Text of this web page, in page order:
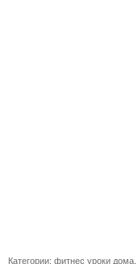
Категории: фитнес уроки дома